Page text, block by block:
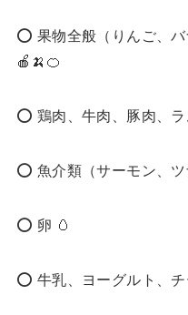
⭕️ 果物全般（りんご、
🍎🍌🍊
⭕️ 鶏肉、牛肉、豚肉、
⭕️ 魚介類（サーモン、
⭕️ 卵 🥚
⭕️ 牛乳、ヨーグルト、